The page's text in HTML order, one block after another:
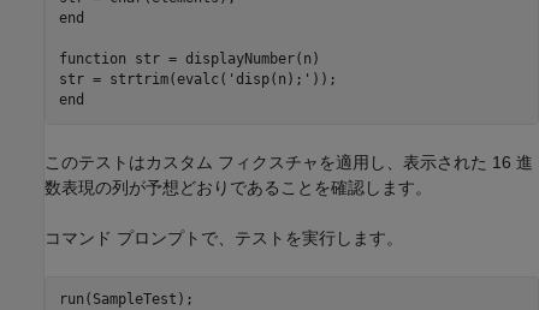
end
function str = displayNumber(n)
str = strtrim(evalc( 'disp(n);'
end
このテストはカスタム フィクスチャを適用し、表示された 16 進
数表現の列が予想どおりであることを確認します。
コマンド プロンプトで、テストを実行します。
run(SampleTest);